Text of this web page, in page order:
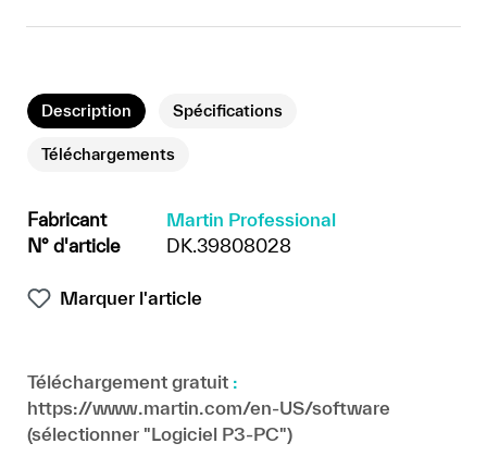
Description Spécifications
Téléchargements
Fabricant
Martin Professional
N° d'article
DK.39808028
Marquer l'article
Téléchargement gratuit :
https://www.martin.com/en-US/software
(sélectionner "Logiciel P3-PC")